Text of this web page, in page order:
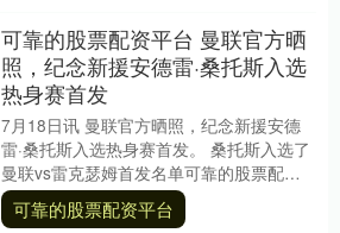
可靠的股票配资平台 曼联官方晒
照，纪念新援安德雷·桑托斯入选
热身赛首发
7月18日讯 曼联官方晒照，纪念新援安德
雷·桑托斯入选热身赛首发。 桑托斯入选了
曼联vs雷克瑟姆首发名单可靠的股票配资
平台，曼联官方写道：“为他的红魔首秀做
好了....
可靠的股票配资平台